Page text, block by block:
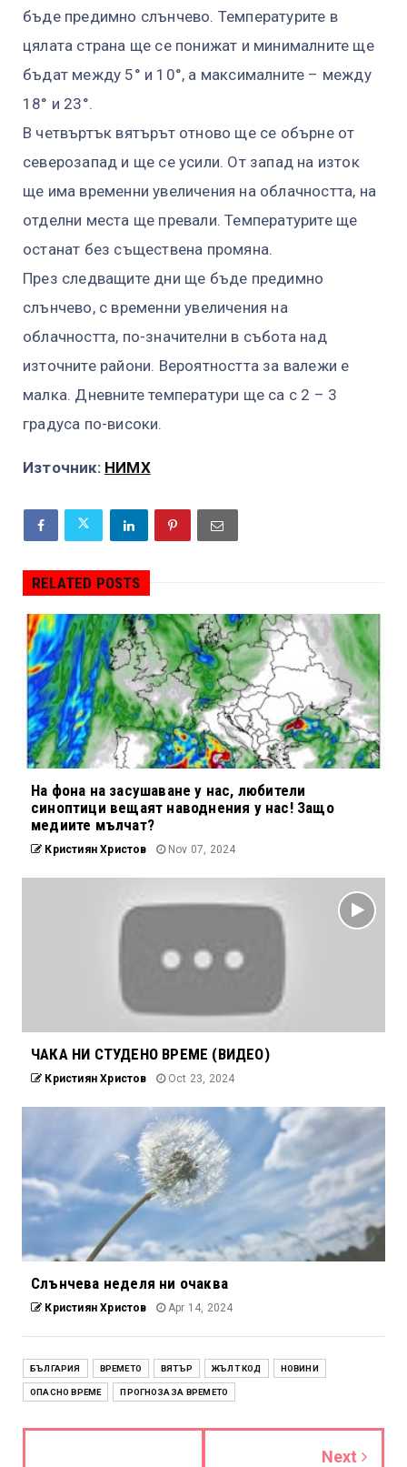
бъде предимно слънчево. Температурите в
цялата страна ще се понижат и минималните ще
бъдат между 5° и 10°, а максималните – между
18° и 23°.
В четвъртък вятърът отново ще се обърне от
северозапад и ще се усили. От запад на изток
ще има временни увеличения на облачността, на
отделни места ще превали. Температурите ще
останат без съществена промяна.
През следващите дни ще бъде предимно
слънчево, с временни увеличения на
облачността, по-значителни в събота над
източните райони. Вероятността за валежи е
малка. Дневните температури ще са с 2 – 3
градуса по-високи.
Източник: НИМХ
RELATED POSTS
На фона на засушаване у нас, любители
синоптици вещаят наводнения у нас! Защо
медиите мълчат?
Кристиян Христов Nov 07, 2024
ЧАКА НИ СТУДЕНО ВРЕМЕ (ВИДЕО)
Кристиян Христов Oct 23, 2024
Слънчева неделя ни очаква
Кристиян Христов Apr 14, 2024
БЪЛГАРИЯ ВРЕМЕТО ВЯТЪР ЖЪЛТ КОД НОВИНИ
ОПАСНО ВРЕМЕ ПРОГНОЗА ЗА ВРЕМЕТО
Next